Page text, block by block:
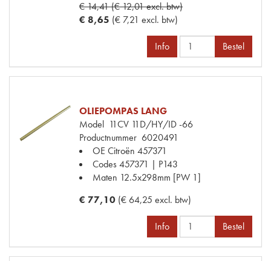
€ 14,41 (€ 12,01 excl. btw)
€ 8,65 (€ 7,21 excl. btw)
Info Bestel
OLIEPOMPAS LANG
Model 11CV 11D/HY/ID -66
Productnummer 6020491
OE Citroën 457371
Codes457371 | P143
Maten 12.5x298mm [PW 1]
€ 77,10 (€ 64,25 excl. btw)
Info Bestel